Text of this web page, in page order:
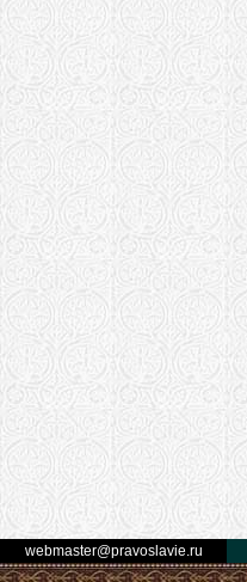
webmaster@pravoslavie.ru